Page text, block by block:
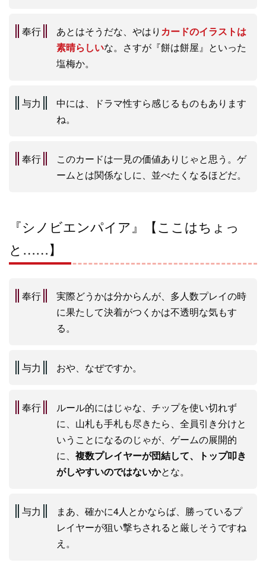
奉行 あとはそうだな、やはり カードのイラストは
素晴らしいな。さすが『餅は餅屋』といった
塩梅か。
与力
中には、ドラマ性すら感じるものもあります
ね。
奉行
このカードは一見の価値ありじゃと思う。ゲ
ームとは関係なしに、並べたくなるほどだ。
『シノビエンパイア』【ここはちょっ
と……】
奉行
実際どうかは分からんが、多人数プレイの時
に果たして決着がつくかは不透明な気もす
る。
与力 おや、なぜですか。
奉行
ルール的にはじゃな、チップを使い切れず
に、山札も手札も尽きたら、全員引き分けと
いうことになるのじゃが、ゲームの展開的
に、 複数プレイヤーが団結して、トップ叩き
がしやすいのではないかとな。
与力
まあ、確かに4人とかならば、勝っているプ
レイヤーが狙い撃ちされると厳しそうですね
え。